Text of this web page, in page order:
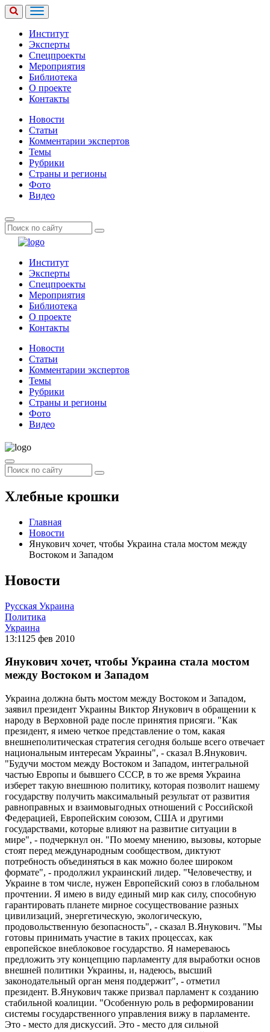
Институт
Эксперты
Спецпроекты
Мероприятия
Библиотека
О проекте
Контакты
Новости
Статьи
Комментарии экспертов
Темы
Рубрики
Страны и регионы
Фото
Видео
Институт
Эксперты
Спецпроекты
Мероприятия
Библиотека
О проекте
Контакты
Новости
Статьи
Комментарии экспертов
Темы
Рубрики
Страны и регионы
Фото
Видео
Хлебные крошки
Главная
Новости
Янукович хочет, чтобы Украина стала мостом между
Востоком и Западом
Новости
Русская Украина
Политика
Украина
13:11 25 фев 2010
Янукович хочет, чтобы Украина стала мостом
между Востоком и Западом
Украина должна быть мостом между Востоком и Западом,
заявил президент Украины Виктор Янукович в обращении к
народу в Верховной раде после принятия присяги. "Как
президент, я имею четкое представление о том, какая
внешнеполитическая стратегия сегодня больше всего отвечает
национальным интересам Украины", - сказал В.Янукович.
"Будучи мостом между Востоком и Западом, интегральной
частью Европы и бывшего СССР, в то же время Украина
изберет такую внешнюю политику, которая позволит нашему
государству получить максимальный результат от развития
равноправных и взаимовыгодных отношений с Российской
Федерацией, Европейским союзом, США и другими
государствами, которые влияют на развитие ситуации в
мире", - подчеркнул он. "По моему мнению, вызовы, которые
стоят перед международным сообществом, диктуют
потребность объединяться в как можно более широком
формате", - продолжил украинский лидер. "Человечеству, и
Украине в том числе, нужен Европейский союз в глобальном
прочтении. Я имею в виду единый мир как силу, способную
гарантировать планете мирное сосуществование разных
цивилизаций, энергетическую, экологическую,
продовольственную безопасность", - сказал В.Янукович. "Мы
готовы принимать участие в таких процессах, как
европейское внеблоковое государство. Я намереваюсь
предложить эту концепцию парламенту для выработки основ
внешней политики Украины, и, надеюсь, высший
законодательный орган меня поддержит", - отметил
президент. В.Янукович также призвал парламент к созданию
стабильной коалиции. "Особенную роль в реформировании
системы государственного управления вижу в парламенте.
Это - место для дискуссий. Это - место для сильной